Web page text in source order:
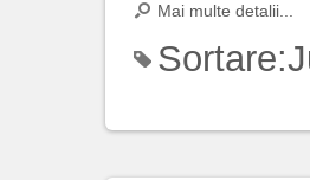
Mai multe detalii...
Sortare: